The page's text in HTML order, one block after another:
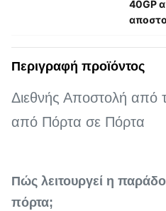
40GP
Περιγραφή προϊόντος
Διεθνής Αποστολή από
από Πόρτα σε Πόρτα
Πώς λειτουργεί η
πόρτα;